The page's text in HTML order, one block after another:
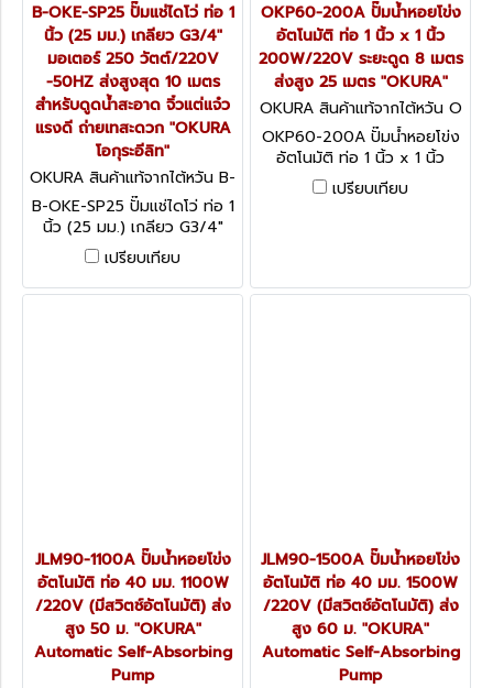
B-OKE-SP25 ปั๊มแช่ไดโว่ ท่อ 1
นิ้ว (25 มม.) เกลียว G3/4"
มอเตอร์ 250 วัตต์/220V
-50HZ ส่งสูงสุด 10 เมตร
สำหรับดูดน้ำสะอาด จิ๋วแต่แจ๋ว
แรงดี ถ่ายเทสะดวก "OKURA
โอกุระอีลิท"
OKURA สินค้าแท้จากไต้หวัน B-
OKE-SP25
B-OKE-SP25 ปั๊มแช่ไดโว่ ท่อ 1
นิ้ว (25 มม.) เกลียว G3/4"
มอเตอร์ 250 วัตต์/220V
-50HZ ส่งสูงสุด 10 เมตร
สำหรับดูดน้ำสะอาด จิ๋วแต่แจ๋ว
เปรียบเทียบ
OKP60-200A ปั๊มน้ำหอยโข่ง
อัตโนมัติ ท่อ 1 นิ้ว x 1 นิ้ว
200W/220V ระยะดูด 8 เมตร
ส่งสูง 25 เมตร "OKURA"
OKURA สินค้าแท้จากไต้หวัน O
KP60-200A
OKP60-200A ปั๊มน้ำหอยโข่ง
อัตโนมัติ ท่อ 1 นิ้ว x 1 นิ้ว
200W/220V ระยะดูด 8 เมตร
ส่งสูง 25 เมตร "OKURA"
เปรียบเทียบ
JLM90-1100A ปั๊มน้ำหอยโข่ง
อัตโนมัติ ท่อ 40 มม. 1100W
/220V (มีสวิตช์อัตโนมัติ) ส่ง
สูง 50 ม. "OKURA"
Automatic Self-Absorbing
Pump
JLM90-1500A ปั๊มน้ำหอยโข่ง
อัตโนมัติ ท่อ 40 มม. 1500W
/220V (มีสวิตช์อัตโนมัติ) ส่ง
สูง 60 ม. "OKURA"
Automatic Self-Absorbing
Pump